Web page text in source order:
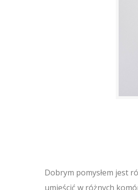
Dobrym pomysłem jest
umieścić w różnych